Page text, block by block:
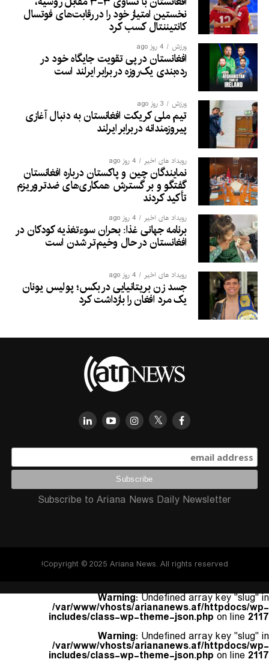
نخستین امتیاز خود را در رقابت‌های فوتسال
کانتیننتال کسب کرد
ورزش 4 روز ago
افغانستان در پی تقویت جایگاه خود در
رده‌بندی یک‌روزه در برابر ایرلند است
ورزش 3 روز ago
تیم ملی کریکت افغانستان به دنبال آغازی
پیروزمندانه دربرابر ایرلند
رویداد های اخیر 4 روز ago
نمایندگان چین و پاکستان درباره افغانستان
گفتگو و بر گسترش همکاری‌های ضدتروریزم
تأکید کردند
رویداد های اخیر 4 روز ago
برنامه جهانی غذا: بحران سوءتغذیه کودکان در
افغانستان در حال وخیم‌تر شدن است
رویداد های اخیر 4 روز ago
جسد زن بریتانیایی در بکس؛ پولیس یونان
یک مرد افغان را بازداشت کرد
Subscribe to Ariana News Daily Newsletter
Copyright © 2025 Ariana News. All rights reserved!
Warning: Undefined array key "slug" in
/var/www/vhosts/ariananews.af/httpdocs/wp-
includes/class-wp-theme-json.php on line2117
Warning: Undefined array key "slug" in
/var/www/vhosts/ariananews.af/httpdocs/wp-
includes/class-wp-theme-json.php on line2117